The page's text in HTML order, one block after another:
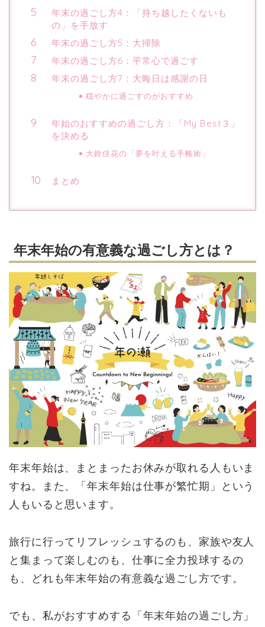
年末の過ごし方4：「持ち越したくないも
の」を手放す
年末の過ごし方5：大掃除
年末の過ごし方6：平常心で過ごす
年末の過ごし方7：大晦日は感謝の日
穏やかに過ごすのがおすすめ
年始のおすすめの過ごし方：「My Best３」
を決める
大鈴佳花の「夢を叶える手帳術」
まとめ
年末年始の有意義な過ごし方とは？
年末年始は、まとまったお休みが取れる人もいま
すね。また、「年末年始は仕事が繁忙期」という
人もいると思います。
旅行に行ってリフレッシュするのも、家族や友人
と集まって楽しむのも、仕事に全力投球するの
も、どれも年末年始の有意義な過ごし方です。
でも、私がおすすめする「年末年始の過ごし方」